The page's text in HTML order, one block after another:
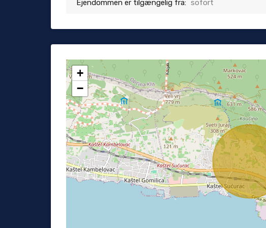
Ejendommen er tilgængelig fra: sofort
+
−